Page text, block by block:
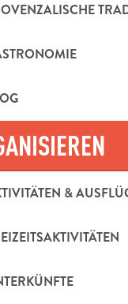
&
Fremdenlegion
lädt Sie ein, die
Legionäre seit
zugänglichen,
eine einzigartige
Es ist ein
legendären